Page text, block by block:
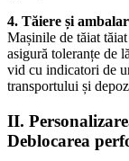
4. Tăiere și
Mașinile de tăiat
asigură toleranțe de
vid cu indicatori de
transportului și
II.
Deblocarea